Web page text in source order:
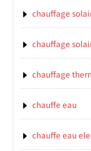
chauffage
chauffage
chauffage
chauffe eau
chauffe eau